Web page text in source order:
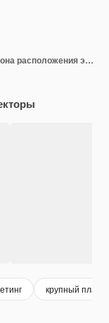
Горизонтальный вектор дизайна шаблона расположения этикетки хрустящих печенья
крупный план